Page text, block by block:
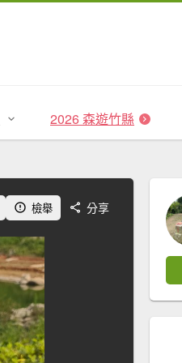
2026 森遊竹縣
檢舉 分享